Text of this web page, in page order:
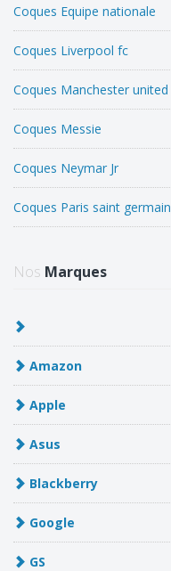
Coques Equipe nationale
Coques Liverpool fc
Coques Manchester united
Coques Messie
Coques Neymar Jr
Coques Paris saint germain
Nos Marques
Amazon
Apple
Asus
Blackberry
Google
GS